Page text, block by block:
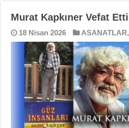
Murat Kapkıner Vefat Etti
18 Nisan 2026 ASANATLAR,